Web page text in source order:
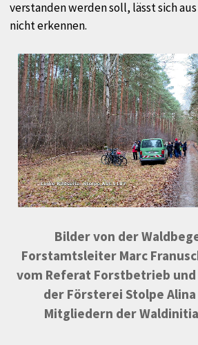
verstanden werden soll, lässt sich
nicht erkennen.
Bilder von der
Forstamtsleiter Marc
vom Referat Forstbetrieb und
der Försterei Stolpe
Mitgliedern der